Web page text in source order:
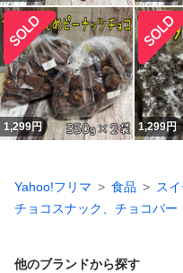
1,299円 1,299円
Yahoo!フリマ 食品 ス
チョコスナック、チョコバー
他のブランドから探す